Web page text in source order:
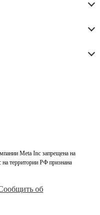
Meta Inc запрещена на
территории РФ признана
об